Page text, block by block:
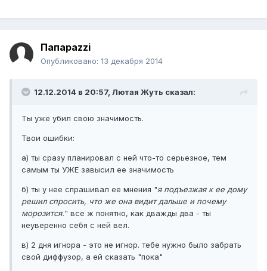
Папараzzi
Опубликовано: 13 декабря 2014
12.12.2014 в 20:57, Лютая Жуть сказал:
Ты уже убил свою значимость.
Твои ошибки:
а) ты сразу планировал с ней что-то серьезное, тем
самым ты УЖЕ завысил ее значимость
б) ты у нее спрашивал ее мнения "я подъезжая к ее дому
решил спросить, что же она видит дальше и почему
морозится." все ж понятно, как дважды два - ты
неуверенно себя с ней вел.
в) 2 дня игнора - это не игнор. тебе нужно было забрать
свой диффузор, а ей сказать "пока"